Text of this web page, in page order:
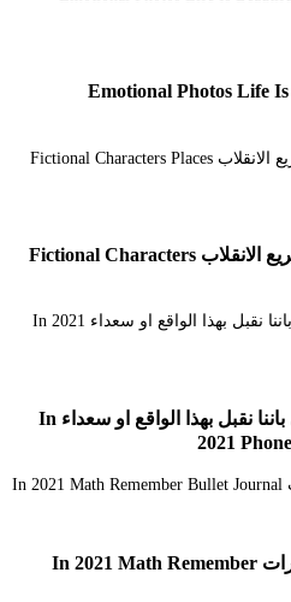
لصدمتنا من الواقع الذي نعيشه Emotional Photos Life Is
واقع نعيشه 19 شر الاصحاب سريع الانقلاب Fictional Characters
التأقلم على واقع نعيشه لا يعني باننا نقبل بهذا الواقع او سعداء In
2021
Pin By Saheb Marwa On عبارات In 2021 Math Remember